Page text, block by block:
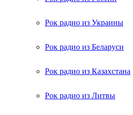
Рок радио из Украины
Рок радио из Беларуси
Рок радио из Казахстана
Рок радио из Литвы